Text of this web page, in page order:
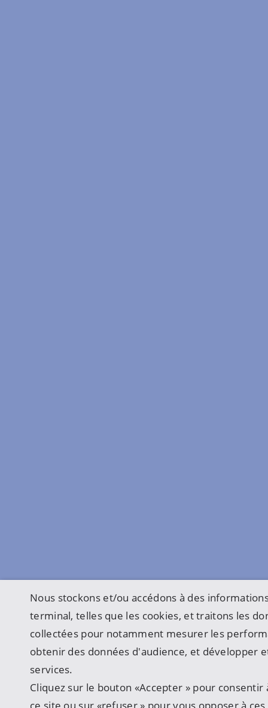
Nous stockons et/ou accédons à des
terminal, telles que les cookies, et traitons les
collectées pour notamment mesurer les
obtenir des données d'audience, et développer
services.
Cliquez sur le bouton «Accepter » pour consentir